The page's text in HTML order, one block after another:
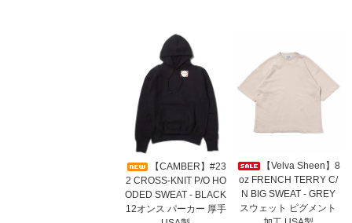
【CAMBER】#23
2 CROSS-KNIT P/O HO
ODED SWEAT - BLACK
12オンス パーカー 厚手
【Velva Sheen】8
oz FRENCH TERRY C/
N BIG SWEAT - GREY
スウェット ピグメント